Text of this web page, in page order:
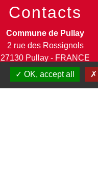
Contacts
Commune de Pullay
2 rue des Rossignols
27130 Pullay - FRANCE
+33 2 32 32 18 58
OK, accept all